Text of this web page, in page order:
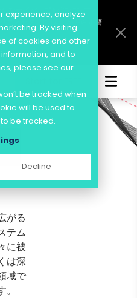
experience, analyze
By visiting
of cookies and other
and to
please see our
be tracked when
will be used to
be tracked.
Decline
なサイバー脅威”に対抗する
ティ企業「KELA」が鳴らす警
がる
テム
に被
は深
域で